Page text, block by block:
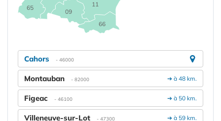
09
11
65
66
Cahors - 46000
➔ à 48 km.
Montauban - 82000
➔ à 50 km.
Figeac - 46100
➔ à 59 km.
Villeneuve-sur-Lot - 47300